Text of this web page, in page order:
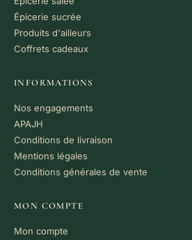
Épicerie sucrée
Produits d'ailleurs
Coffrets cadeaux
INFORMATIONS
Nos engagements
APAJH
Conditions de livraison
Mentions légales
Conditions générales de vente
MON COMPTE
Mon compte